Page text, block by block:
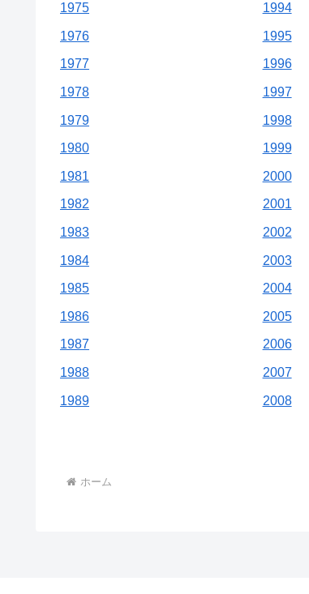
1975
1976
1977
1978
1979
1980
1981
1982
1983
1984
1985
1986
1987
1988
1989
1994
1995
1996
1997
1998
1999
2000
2001
2002
2003
2004
2005
2006
2007
2008
ホーム